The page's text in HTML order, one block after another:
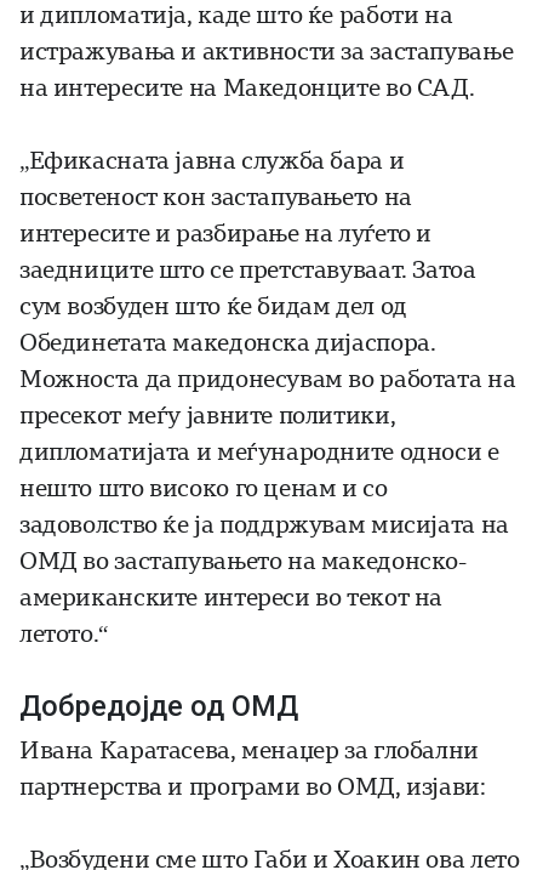
и дипломатија, каде што ќе работи на
истражувања и активности за застапување
на интересите на Македонците во САД.
„Ефикасната јавна служба бара и
посветеност кон застапувањето на
интересите и разбирање на луѓето и
заедниците што се претставуваат. Затоа
сум возбуден што ќе бидам дел од
Обединетата македонска дијаспора.
Можноста да придонесувам во работата на
пресекот меѓу јавните политики,
дипломатијата и меѓународните односи е
нешто што високо го ценам и со
задоволство ќе ја поддржувам мисијата на
ОМД во застапувањето на македонско-
американските интереси во текот на
летото.“
Добредојде од ОМД
Ивана Каратасева, менаџер за глобални
партнерства и програми во ОМД, изјави:
„Возбудени сме што Габи и Хоакин ова лето